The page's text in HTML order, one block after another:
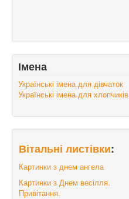
Імена
Українські імена для дівчаток
Українські імена для хлопчиків
Вітальні листівки:
Картинки з днем ангела
Картинки з Днем весілля.
Привітання.